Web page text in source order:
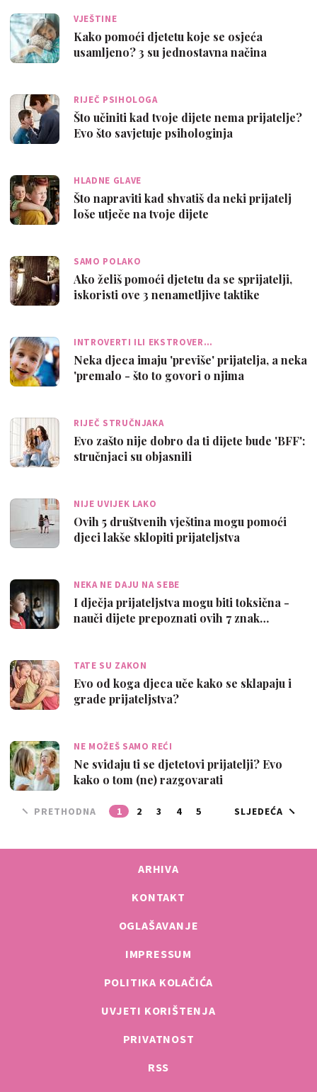
VJEŠTINE
Kako pomoći djetetu koje se osjeća
usamljeno? 3 su jednostavna načina
RIJEČ PSIHOLOGA
Što učiniti kad tvoje dijete nema prijatelje?
Evo što savjetuje psihologinja
HLADNE GLAVE
Što napraviti kad shvatiš da neki prijatelj
loše utječe na tvoje dijete
SAMO POLAKO
Ako želiš pomoći djetetu da se sprijatelji,
iskoristi ove 3 nenametljive taktike
INTROVERTI ILI EKSTROVER…
Neka djeca imaju 'previše' prijatelja, a neka
'premalo - što to govori o njima
RIJEČ STRUČNJAKA
Evo zašto nije dobro da ti dijete bude 'BFF':
stručnjaci su objasnili
NIJE UVIJEK LAKO
Ovih 5 društvenih vještina mogu pomoći
djeci lakše sklopiti prijateljstva
NEKA NE DAJU NA SEBE
I dječja prijateljstva mogu biti toksična -
nauči dijete prepoznati ovih 7 znak…
TATE SU ZAKON
Evo od koga djeca uče kako se sklapaju i
grade prijateljstva?
NE MOŽEŠ SAMO REĆI
Ne sviđaju ti se djetetovi prijatelji? Evo
kako o tom (ne) razgovarati
PRETHODNA 1 2 3 4 5 SLJEDEĆA
ARHIVA
KONTAKT
OGLAŠAVANJE
IMPRESSUM
POLITIKA KOLAČIĆA
UVJETI KORIŠTENJA
PRIVATNOST
RSS